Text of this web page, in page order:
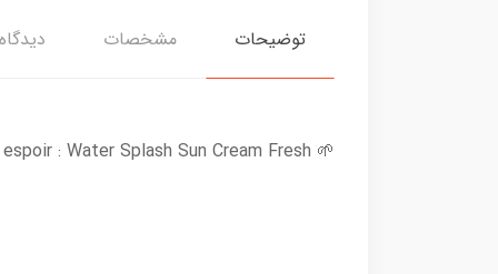
توضیحات مشخصات
🌱 espoir : Water Splash Sun Cream Fresh 🌱